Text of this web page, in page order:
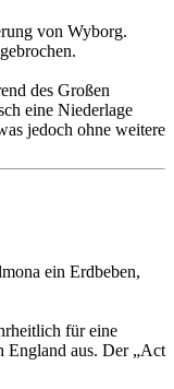
von Wyborg.
des Großen
eine Niederlage
jedoch ohne weitere
ein Erdbeben,
für eine
England aus. Der „Act